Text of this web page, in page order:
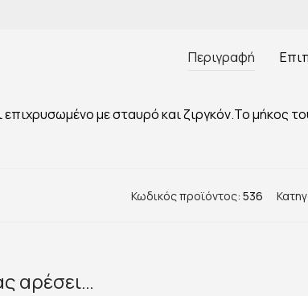
Περιγραφή
επιχρυσωμένο με σταυρό και ζιργκόν.Το μήκος
Κωδικός προϊόντος: 536
αρέσει…